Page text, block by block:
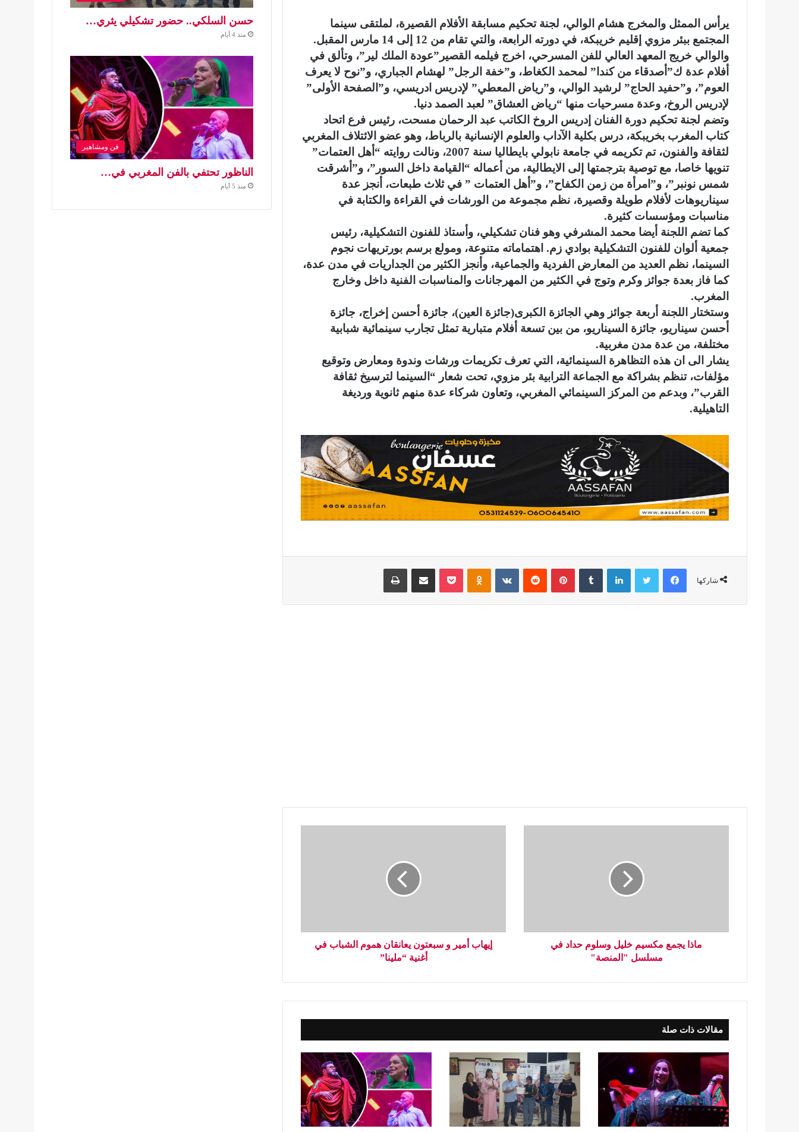
يرأس الممثل والمخرج هشام الوالي، لجنة تحكيم مسابقة الأفلام القصيرة، لملتقى سينما
المجتمع ببئر مزوي إقليم خريبكة، في دورته الرابعة، والتي تقام من 12 إلى 14 مارس المقبل.
والوالي خريج المعهد العالي للفن المسرحي، اخرج فيلمه القصير”عودة الملك لير”، وتألق في
أفلام عدة ك”أصدقاء من كندا” لمحمد الكغاط، و”خفة الرجل” لهشام الجباري، و”نوح لا يعرف
العوم”، و”حفيد الحاج” لرشيد الوالي، و”رياض المعطي” لإدريس ادريسي، و”الصفحة الأولى”
لإدريس الروخ، وعدة مسرحيات منها “رياض العشاق” لعبد الصمد دنيا.
وتضم لجنة تحكيم دورة الفنان إدريس الروخ الكاتب عبد الرحمان مسحت، رئيس فرع اتحاد
كتاب المغرب بخريبكة، درس بكلية الآداب والعلوم الإنسانية بالرباط، وهو عضو الائتلاف المغربي
لثقافة والفنون، تم تكريمه في جامعة نابولي بايطاليا سنة 2007، ونالت روايته “أهل العتمات”
تنويها خاصا، مع توصية بترجمتها إلى الايطالية، من أعماله “القيامة داخل السور”، و”أشرقت
شمس نونبر”، و”امرأة من زمن الكفاح”، و”أهل العتمات ” في ثلاث طبعات، أنجز عدة
سيناريوهات لأفلام طويلة وقصيرة، نظم مجموعة من الورشات في القراءة والكتابة في
مناسبات ومؤسسات كثيرة.
كما تضم اللجنة أيضا محمد المشرفي وهو فنان تشكيلي، وأستاذ للفنون التشكيلية، رئيس
جمعية ألوان للفنون التشكيلية بوادي زم. اهتماماته متنوعة، ومولع برسم بورتريهات نجوم
السينما، نظم العديد من المعارض الفردية والجماعية، وأنجز الكثير من الجداريات في مدن عدة،
كما فاز بعدة جوائز وكرم وتوج في الكثير من المهرجانات والمناسبات الفنية داخل وخارج
المغرب.
وستختار اللجنة أربعة جوائز وهي الجائزة الكبرى(جائزة العين)، جائزة أحسن إخراج، جائزة
أحسن سيناريو، جائزة السيناريو، من بين تسعة أفلام متبارية تمثل تجارب سينمائية شبابية
مختلفة، من عدة مدن مغربية.
يشار الى ان هذه التظاهرة السينمائية، التي تعرف تكريمات ورشات وندوة ومعارض وتوقيع
مؤلفات، تنظم بشراكة مع الجماعة الترابية بئر مزوي، تحت شعار “السينما لترسيخ ثقافة
القرب”، وبدعم من المركز السينمائي المغربي، وتعاون شركاء عدة منهم ثانوية ورديغة
التاهيلية.
شاركها
فيسبوك تويتر لينكدإن بينتيريست Odnoklassniki
بوكيت مشاركة عبر البريد طباعة
ماذا يجمع مكسيم خليل وسلوم حداد في
مسلسل "المنصة"
إيهاب أمير و سبعتون يعانقان هموم الشباب في
أغنية “ملينا”
مقالات ذات صلة
حسن السلكي.. حضور تشكيلي يثري…
منذ 4 أيام
فن ومشاهير
الناظور تحتفي بالفن المغربي في…
منذ 5 أيام